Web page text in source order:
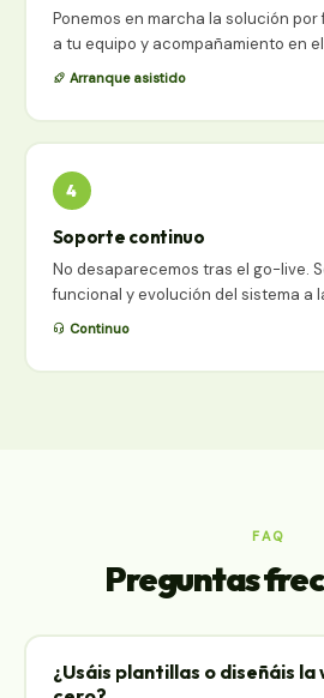
Ponemos en marcha la solución
a tu equipo y acompañamiento en
Arranque asistido
4
Soporte continuo
No desaparecemos tras el go-live.
funcional y evolución del sistema a
Continuo
FAQ
Preguntas
¿Usáis plantillas o diseñáis la